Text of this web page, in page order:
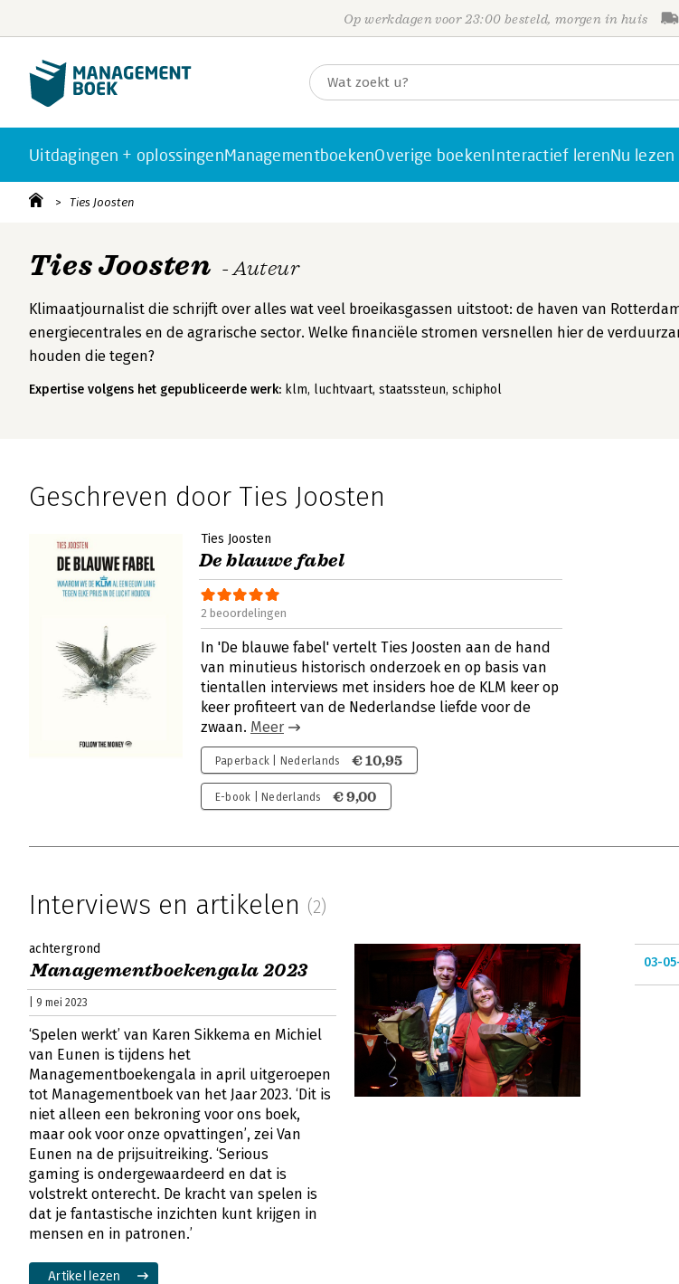
Op werkdagen voor 23:00 besteld, morgen in huis
Uitdagingen + oplossingenManagementboekenOverige boekenInteractief lerenNu lezen
Ties Joosten
Ties Joosten - Auteur
Klimaatjournalist die schrijft over alles wat veel broeikasgassen uitstoot: de haven van
energiecentrales en de agrarische sector. Welke financiële stromen versnellen hier de
houden die tegen?
Expertise volgens het gepubliceerde werk: klm, luchtvaart, staatssteun, schiphol
Geschreven door Ties Joosten
Ties Joosten
De blauwe fabel
2 beoordelingen
In 'De blauwe fabel' vertelt Ties Joosten aan de hand
van minutieus historisch onderzoek en op basis van
tientallen interviews met insiders hoe de KLM keer op
keer profiteert van de Nederlandse liefde voor de
zwaan. Meer
Paperback | Nederlands € 10,95
E-book | Nederlands € 9,00
Interviews en artikelen (2)
achtergrond
Managementboekengala 2023
| 9 mei 2023
‘Spelen werkt’ van Karen Sikkema en Michiel
van Eunen is tijdens het
Managementboekengala in april uitgeroepen
tot Managementboek van het Jaar 2023. ‘Dit is
niet alleen een bekroning voor ons boek,
maar ook voor onze opvattingen’, zei Van
Eunen na de prijsuitreiking. ‘Serious
gaming is ondergewaardeerd en dat is
volstrekt onterecht. De kracht van spelen is
dat je fantastische inzichten kunt krijgen in
mensen en in patronen.’
Artikel lezen
03-